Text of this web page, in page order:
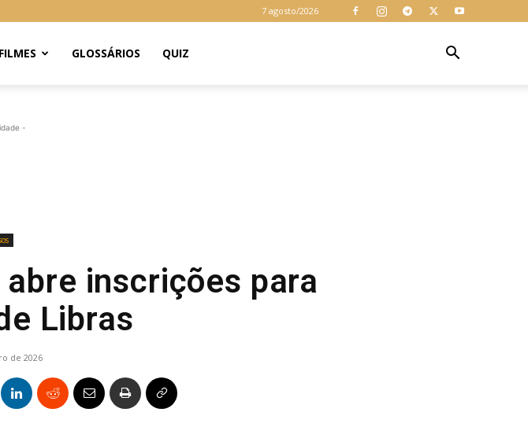
7 agosto/2026
FILMES GLOSSÁRIOS QUIZ
-
inscrições para
Libras
de 2026